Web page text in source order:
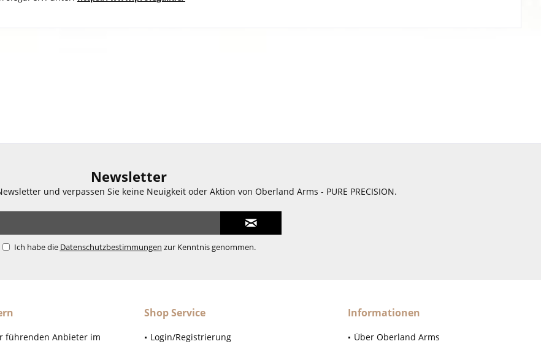
Newsletter
und verpassen Sie keine Neuigkeit oder Aktion von Oberland Arms - PURE PRECISION.
Ich habe die Datenschutzbestimmungen zur Kenntnis genommen.
führenden Anbieter im
Shop Service
Login/Registrierung
Informationen
Über Oberland Arms